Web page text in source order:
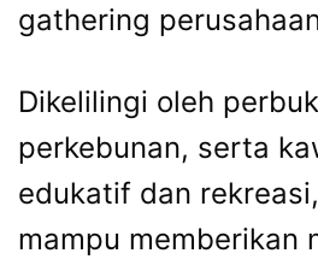
gathering
Dikelilingi oleh
perkebunan, serta
edukatif dan
mampu memberikan